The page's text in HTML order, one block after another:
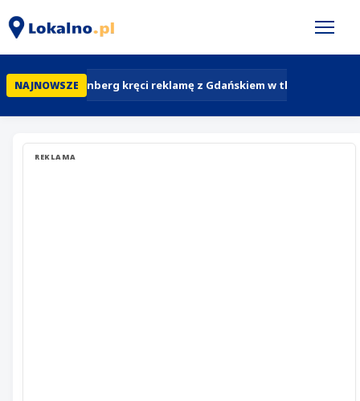
NAJNOWSZE
Jesse Eisenberg kręci reklamę z Gdańskiem w tle. Odwiedził
REKLAMA